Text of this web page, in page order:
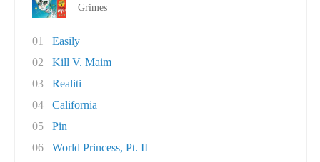
Grimes
01
Easily
02
Kill V. Maim
03
Realiti
04
California
05
Pin
06
World Princess, Pt. II